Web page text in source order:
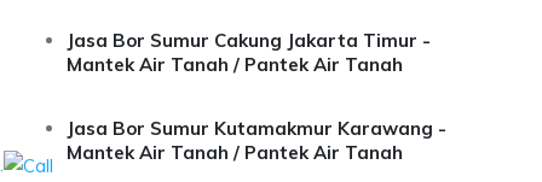
Jasa Bor Sumur Cakung Jakarta Timur -
Mantek Air Tanah / Pantek Air Tanah
Jasa Bor Sumur Kutamakmur Karawang -
Mantek Air Tanah / Pantek Air Tanah